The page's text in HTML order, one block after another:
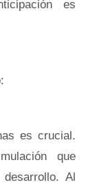
es
es crucial.
que
Al